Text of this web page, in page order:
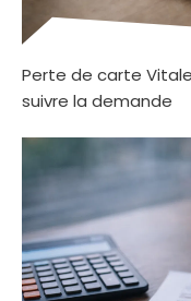
Perte de carte
suivre la demande